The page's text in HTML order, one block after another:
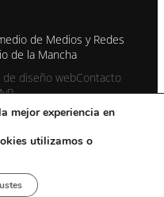
de Medios y Redes
de la Mancha
de diseño webContacto
contenidos se cita fuente.
registro ISSN 2990-2126
mejor experiencia en
utilizamos o